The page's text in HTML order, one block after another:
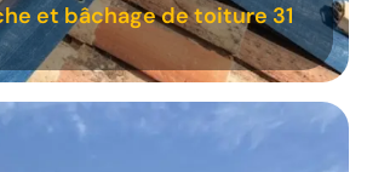
et bâchage de toiture 31